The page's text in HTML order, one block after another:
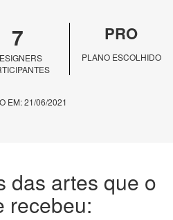
7 PRO
PLANO ESCOLHIDO
EM: 21/06/2021
das artes que o
recebeu: